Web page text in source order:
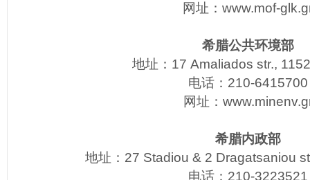
网址： www.mof-
希腊公共环境部
地址：17 Amaliados str.,
电话：210-6415700
网址：
希腊内政部
地址：27 Stadiou & 2 Dragatsaniou
电话：210-3223521